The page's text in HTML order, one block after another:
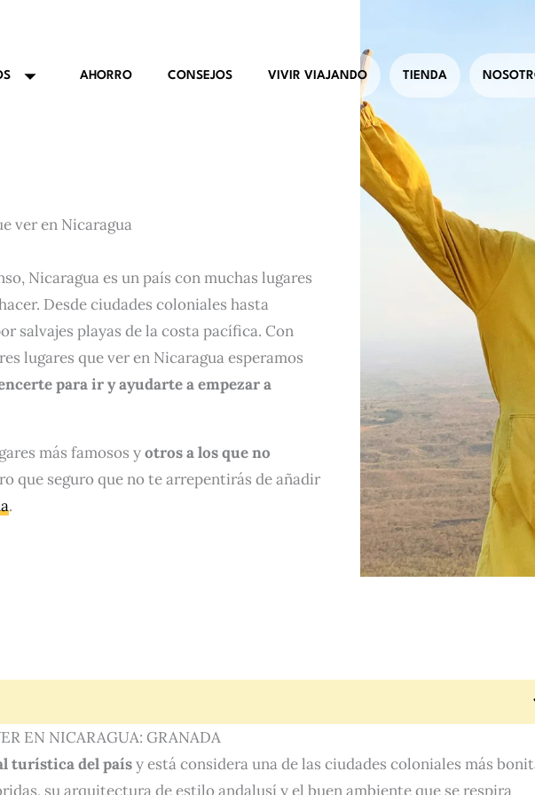
AHORRO CONSEJOS VIVIR VIAJANDO TIENDA
ver en Nicaragua
Nicaragua es un país con muchas lugares
Desde ciudades coloniales hasta
salvajes playas de la costa pacífica. Con
lugares que ver en Nicaragua esperamos
para ir y ayudarte a empezar a
más famosos yotros a los que no
que seguro que no te arrepentirás de añadir
.
EN NICARAGUA: GRANADA
turística del paísy está considera una de las ciudades coloniales más
su arquitectura de estilo andalusí y el buen ambiente que se respira